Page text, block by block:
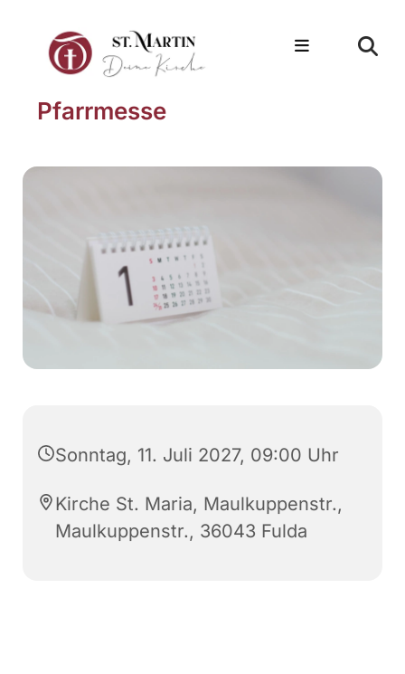
Pfarrmesse
Sonntag, 11. Juli 2027, 09:00 Uhr
Kirche St. Maria, Maulkuppenstr.,
Maulkuppenstr., 36043 Fulda